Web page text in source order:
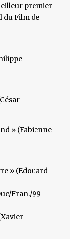
premier
du Film de
» (Fabienne
» (Edouard
Fran./99